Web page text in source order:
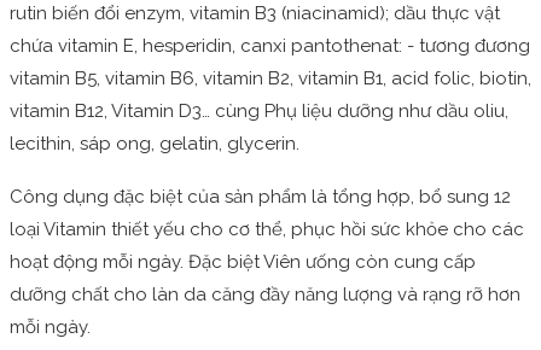
rutin biến đổi enzym, vitamin B3 (niacinamid); dầu thực vật
chứa vitamin E, hesperidin, canxi pantothenat: - tương đương
vitamin B5, vitamin B6, vitamin B2, vitamin B1, acid folic, biotin,
vitamin B12, Vitamin D3… cùng Phụ liệu dưỡng như dầu oliu,
lecithin, sáp ong, gelatin, glycerin.
Công dụng đặc biệt của sản phẩm là tổng hợp, bổ sung 12
loại Vitamin thiết yếu cho cơ thể, phục hồi sức khỏe cho các
hoạt động mỗi ngày. Đặc biệt Viên ưống còn cung cấp
dưỡng chất cho làn da căng đầy năng lượng và rạng rỡ hơn
mỗi ngày.